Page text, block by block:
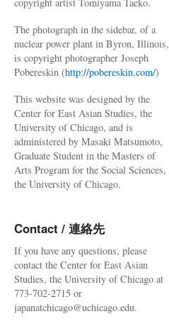
The photograph in the sidebar, of a
nuclear power plant in Byron, Illinois,
is copyright photographer Joseph
Pobereskin (http://pobereskin.com/)
This website was designed by the
Center for East Asian Studies, the
University of Chicago, and is
administered by Masaki Matsumoto,
Graduate Student in the Masters of
Arts Program for the Social Sciences,
the University of Chicago.
Contact / 連絡先
If you have any questions, please
contact the Center for East Asian
Studies, the University of Chicago at
773-702-2715 or
japanatchicago@uchicago.edu.